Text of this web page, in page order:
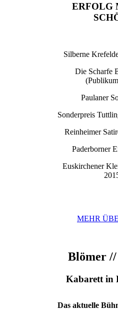
ERFOLG
Silberne
Die Scharfe
Paulaner
Sonderpreis
Reinheimer
Paderborner
Euskirchener
MEHR
Blömer
Kabarett in
Das aktuelle